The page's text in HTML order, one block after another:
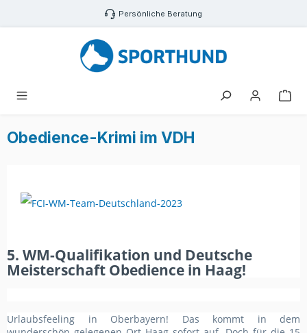
Zum Hauptinhalt springen Persönliche Beratung
Obedience-Krimi im VDH
5. WM-Qualifikation und Deutsche
Meisterschaft Obedience in Haag!
Urlaubsfeeling in Oberbayern! Das kommt in dem